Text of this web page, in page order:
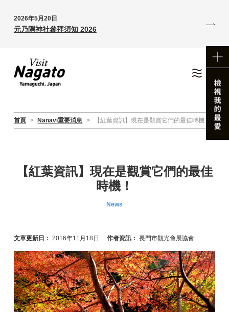
2026年5月20日
元乃隅神社參拜須知 2026
首頁 > Nanavi重要消息 > 【紅葉資訊】現在是觀賞它們的最佳時機！
【紅葉資訊】現在是觀賞它們的最佳
時機！
News
文章更新日： 2016年11月18日 作者資訊： 長門市觀光會展協會